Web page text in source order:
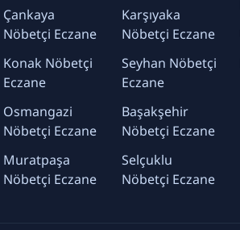
Çankaya
Nöbetçi Eczane
Konak Nöbetçi
Eczane
Osmangazi
Nöbetçi Eczane
Muratpaşa
Nöbetçi Eczane
Karşıyaka
Nöbetçi Eczane
Seyhan Nöbetçi
Eczane
Başakşehir
Nöbetçi Eczane
Selçuklu
Nöbetçi Eczane